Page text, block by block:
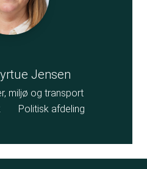
Jensen
miljø og transport
Politisk afdeling